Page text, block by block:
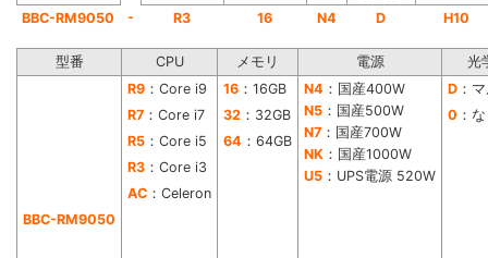
BBC-RM9050 - R3 16 N4 D H10
型番 CPU メモリ 電源 光
BBC-RM9050
R9 ：Core i9 16 ：16GB N4 ：国産400W
N5 ：国産500W
N7 ：国産700W
NK ：国産1000W
U5 ：UPS電源 520W
D ：
R7 ：Core i7 32 ：32GB 0 ：
R5 ：Core i5 64 ：64GB
R3 ：Core i3
AC ：Celeron